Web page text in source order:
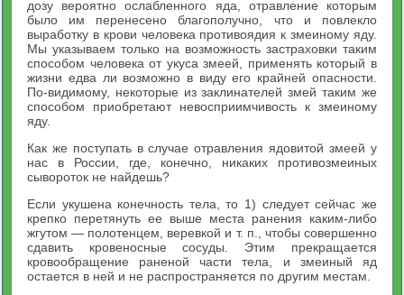
дозу вероятно ослабленного яда, отравление которым
было им перенесено благополучно, что и повлекло
выработку в крови человека противоядия к змеиному яду.
Мы указываем только на возможность застраховки таким
способом человека от укуса змеей, применять который в
жизни едва ли возможно в виду его крайней опасности.
По-видимому, некоторые из заклинателей змей таким же
способом приобретают невосприимчивость к змеиному
яду.
Как же поступать в случае отравления ядовитой змеей у
нас в России, где, конечно, никаких противозмеиных
сывороток не найдешь?
Если укушена конечность тела, то 1) следует сейчас же
крепко перетянуть ее выше места ранения каким-либо
жгутом — полотенцем, веревкой и т. п., чтобы совершенно
сдавить кровеносные сосуды. Этим прекращается
кровообращение раненой части тела, и змеиный яд
остается в ней и не распространяется по другим местам.